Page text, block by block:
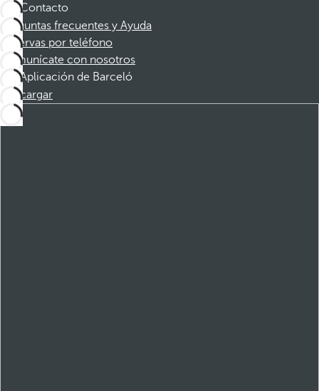
Contacto
Preguntas frecuentes y Ayuda
Reservas por teléfono
Comunícate con nosotros
Aplicación de Barceló
Descargar